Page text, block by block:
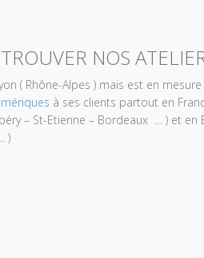
NOS
( Rhône-Alpes ) mais est en
à ses clients partout en
– St-Etienne – Bordeaux … ) et en
)